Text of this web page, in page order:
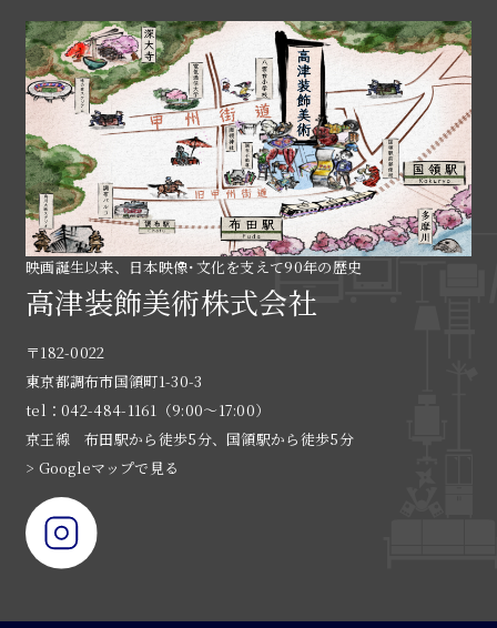
映画誕生以来、日本映像･文化を支えて90年の歴史
高津装飾美術株式会社
〒182-0022
東京都調布市国領町1-30-3
tel：042-484-1161（9:00〜17:00）
京王線 布田駅から徒歩5分、国領駅から徒歩5分
> Googleマップで見る